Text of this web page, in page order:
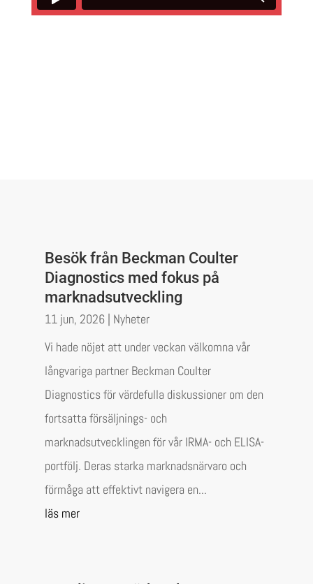
Besök från Beckman Coulter
Diagnostics med fokus på
marknadsutveckling
11 jun, 2026| Nyheter
Vi hade nöjet att under veckan välkomna vår
långvariga partner Beckman Coulter
Diagnostics för värdefulla diskussioner om den
fortsatta försäljnings- och
marknadsutvecklingen för vår IRMA- och ELISA-
portfölj. Deras starka marknadsnärvaro och
förmåga att effektivt navigera en...
läs mer